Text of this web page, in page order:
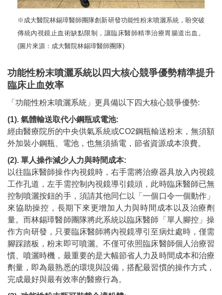
※成大醫院林錫璋醫師團隊創新研發功能性粉末噴灑系統，盼突破
傳統內視鏡止血術缺點限制，讓臨床醫師精準治療胃腸道出血。
(圖片來源：成大醫院林錫璋醫師團隊)
功能性粉末噴灑系統以四大核心競爭優勢精準提升
臨床止血效率
「功能性粉末噴灑系統」更具備以下四大核心競爭優勢:
(1). 氣體輸送取代小鋼瓶或電池:
經由醫療院所的中央供氣系統或CO2鋼瓶輸送粉末，無須額
外加裝小鋼瓶、電池，也無須插電，節省資源成本浪費。
(2). 單人操作減少人力與時間成本:
以往臨床醫師操作內視鏡時，右手需將治療器具放入內視鏡
工作孔道，左手需控制內視鏡導引鏡頭，此時臨床醫師已無
控制噴灑按鈕的手，須請其他同仁以「一個口令一個動作」
來協助操控，長期下來更增加人力與時間成本以及治療劑
量。而林錫璋醫師團隊將此系統以臨床醫師「單人腳控」操
作方向研發，只要臨床醫師將內視鏡導引至病灶處時，僅需
腳踩踏板，粉末即可噴灑。不僅可依照臨床醫師個人治療習
慣、噴灑時機，最重要的是大幅節省人力及時間成本和治療
劑量，即為最熟悉的環境與設備，搭配最習慣的操作方式，
完成最好與最有效率的醫療行為。